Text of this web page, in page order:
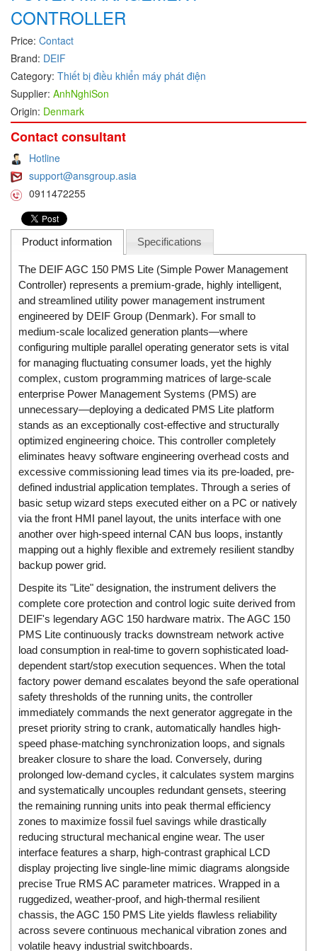
DEIF
Delmhorst VietNam
DELTA
Delta Ohm
Delta sensor
Delta-mobrey
DEMA Engineering/ Foam- IT
DESAX
DET-TRONICS
Deublin
Diakont
Dias Infrared
DINA Elektronik
Dinel
Di-Soric
Di-Soric
Dixon Valve
Doctor Led Vietnam
DOLD - Autho ANS
Dold Vietnam
Dongdo Tech
Donghwa Valve
Dongkun
Dosing Pump
DR. NEUMANN Peltier-Technik
Driesen Kern
Dropsa Vietnam
Druck
DSTI
DUCATI
Duclean
Dukin Besko
Dunkermotoren
Durag
Dwyer
DYH
Dynisco
E+E ELEKTRONIK
E+H
E2S
Earthtech
Eaton
EBMPAPST
CONTROLLER
Price: Contact
Brand: DEIF
Category: Thiết bị điều khiển máy phát điện
Supplier: AnhNghiSon
Origin: Denmark
Contact consultant
Hotline
support@ansgroup.asia
0911472255
Product information Specifications
The DEIF AGC 150 PMS Lite (Simple Power Management
Controller) represents a premium-grade, highly intelligent,
and streamlined utility power management instrument
engineered by DEIF Group (Denmark). For small to
medium-scale localized generation plants—where
configuring multiple parallel operating generator sets is vital
for managing fluctuating consumer loads, yet the highly
complex, custom programming matrices of large-scale
enterprise Power Management Systems (PMS) are
unnecessary—deploying a dedicated PMS Lite platform
stands as an exceptionally cost-effective and structurally
optimized engineering choice. This controller completely
eliminates heavy software engineering overhead costs and
excessive commissioning lead times via its pre-loaded, pre-
defined industrial application templates. Through a series of
basic setup wizard steps executed either on a PC or natively
via the front HMI panel layout, the units interface with one
another over high-speed internal CAN bus loops, instantly
mapping out a highly flexible and extremely resilient standby
backup power grid.
Despite its "Lite" designation, the instrument delivers the
complete core protection and control logic suite derived from
DEIF's legendary AGC 150 hardware matrix. The AGC 150
PMS Lite continuously tracks downstream network active
load consumption in real-time to govern sophisticated load-
dependent start/stop execution sequences. When the total
factory power demand escalates beyond the safe operational
safety thresholds of the running units, the controller
immediately commands the next generator aggregate in the
preset priority string to crank, automatically handles high-
speed phase-matching synchronization loops, and signals
breaker closure to share the load. Conversely, during
prolonged low-demand cycles, it calculates system margins
and systematically uncouples redundant gensets, steering
the remaining running units into peak thermal efficiency
zones to maximize fossil fuel savings while drastically
reducing structural mechanical engine wear. The user
interface features a sharp, high-contrast graphical LCD
display projecting live single-line mimic diagrams alongside
precise True RMS AC parameter matrices. Wrapped in a
ruggedized, weather-proof, and high-thermal resilient
chassis, the AGC 150 PMS Lite yields flawless reliability
across severe continuous mechanical vibration zones and
volatile heavy industrial switchboards.